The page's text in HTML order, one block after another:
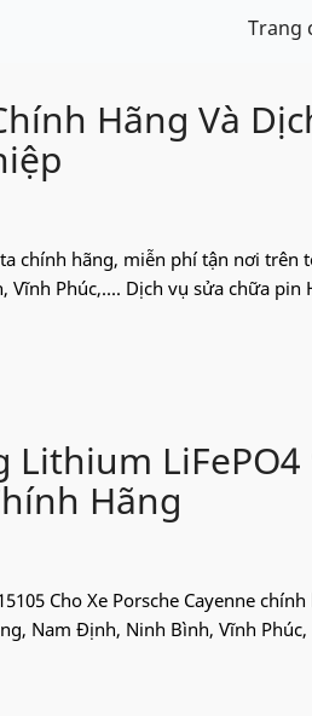
Trang
Hãng Và
chính hãng, miễn phí tận nơi trên
Phúc,.... Dịch vụ sửa chữa pin
LiFePO4
Hãng
Cho Xe Porsche Cayenne
Nam Định, Ninh Bình, Vĩnh Phúc,